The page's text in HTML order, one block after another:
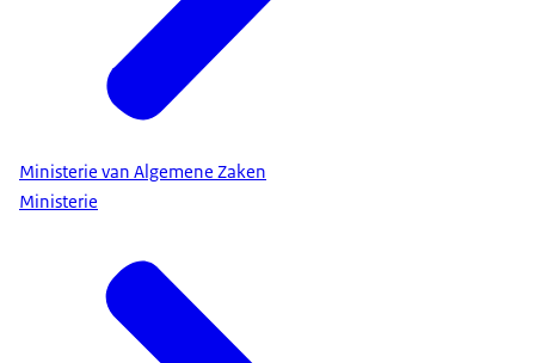
Ministerie van Algemene Zaken
Ministerie